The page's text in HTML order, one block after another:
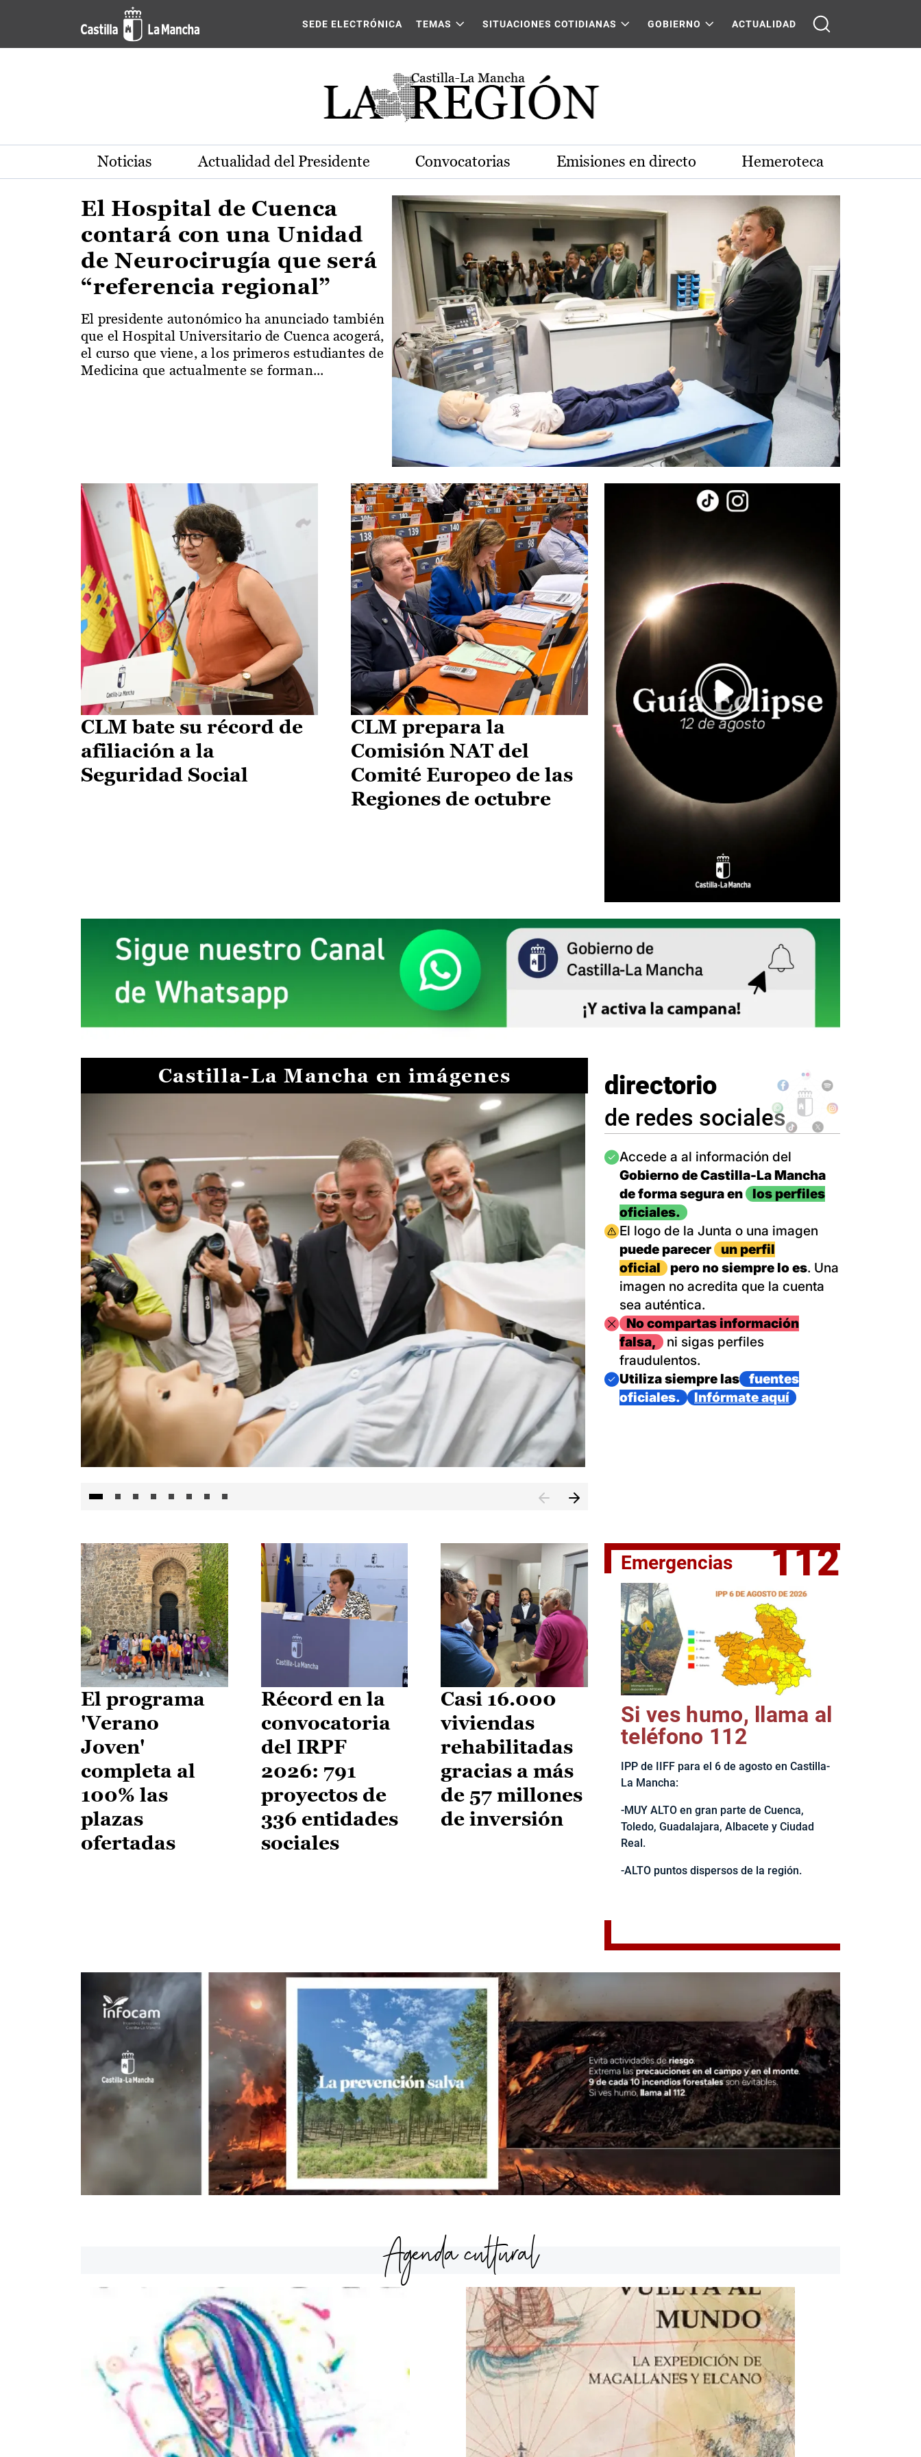
Pasar al contenido principal
Actualidad de la región de Castilla-La Mancha
SEDE ELECTRÓNICA TEMAS SITUACIONES COTIDIANAS GOBIERNO ACTUALIDAD
Noticias Actualidad del Presidente Convocatorias Emisiones en directo Hemeroteca
El Hospital de Cuenca
contará con una Unidad
de Neurocirugía que será
“referencia regional”
El presidente autonómico ha anunciado también
que el Hospital Universitario de Cuenca acogerá,
el curso que viene, a los primeros estudiantes de
Medicina que actualmente se forman...
CLM bate su récord de
afiliación a la
Seguridad Social
CLM prepara la
Comisión NAT del
Comité Europeo de las
Regiones de octubre
Castilla-La Mancha en imágenes
El jefe del Ejecutivo castellanomanchego, Emiliano García-
directorio
de redes sociales
Imagen
Accede a al información del
Gobierno de Castilla-La Mancha
de forma segura en
los perfiles
oficiales.
Imagen
El logo de la Junta o una imagen
puede parecer
un perfil
oficial
pero no siempre lo es. Una
imagen no acredita que la cuenta
sea auténtica.
ImagenNo compartas información
falsa,
ni sigas perfiles
fraudulentos.
Imagen
Utiliza siempre las
fuentes
oficiales.
Infórmate aquí
El programa
'Verano
Joven'
completa al
100% las
plazas
ofertadas
Récord en la
convocatoria
del IRPF
2026: 791
proyectos de
336 entidades
sociales
Casi 16.000
viviendas
rehabilitadas
gracias a más
de 57 millones
de inversión
Emergencias 112
Si ves humo, llama al
teléfono 112
IPP de IIFF para el 6 de agosto en Castilla-
La Mancha:
-MUY ALTO en gran parte de Cuenca,
Toledo, Guadalajara, Albacete y Ciudad
Real.
-ALTO puntos dispersos de la región.
Agenda cultural